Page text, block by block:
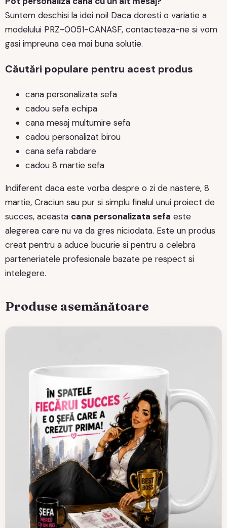
Suntem deschisi la idei noi! Daca doresti o variatie a
modelului PRZ-0051-CANASF, contacteaza-ne si vom
gasi impreuna cea mai buna solutie.
Căutări populare pentru acest produs
cana personalizata sefa
cadou sefa echipa
cana mesaj multumire sefa
cadou personalizat birou
cana sefa rabdare
cadou 8 martie sefa
Indiferent daca este vorba despre o zi de nastere, 8
martie, Craciun sau pur si simplu finalul unui proiect de
succes, aceasta cana personalizata sefa este
alegerea care nu va da gres niciodata. Este un produs
creat pentru a aduce bucurie si pentru a celebra
parteneriatele profesionale bazate pe respect si
intelegere.
Produse asemănătoare